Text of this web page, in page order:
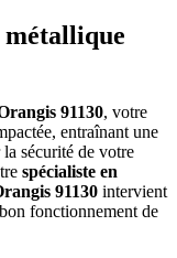
91130, votre
entraînant une
sécurité de votre
spécialiste en
91130 intervient
fonctionnement de